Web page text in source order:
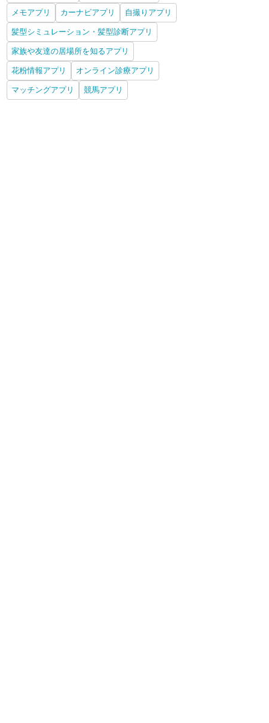
メモアプリ カーナビアプリ 自撮りアプリ
髪型シミュレーション・髪型診断アプリ
家族や友達の居場所を知るアプリ
花粉情報アプリ オンライン診療アプリ
マッチングアプリ 競馬アプリ